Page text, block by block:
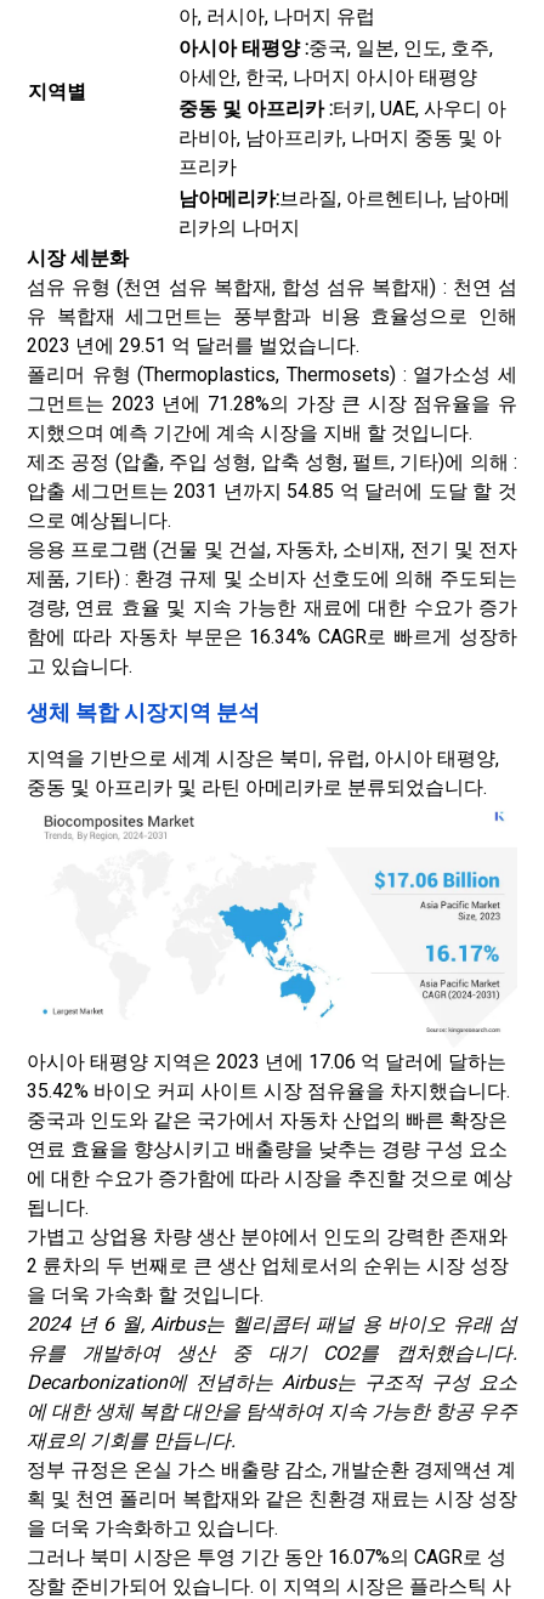
지역별
아, 러시아, 나머지 유럽
아시아 태평양 :중국, 일본, 인도, 호주,
아세안, 한국, 나머지 아시아 태평양
중동 및 아프리카 :터키, UAE, 사우디 아
라비아, 남아프리카, 나머지 중동 및 아
프리카
남아메리카:브라질, 아르헨티나, 남아메
리카의 나머지
시장 세분화
섬유 유형 (천연 섬유 복합재, 합성 섬유 복합재) : 천연 섬
유 복합재 세그먼트는 풍부함과 비용 효율성으로 인해
2023 년에 29.51 억 달러를 벌었습니다.
폴리머 유형 (Thermoplastics, Thermosets) : 열가소성 세
그먼트는 2023 년에 71.28%의 가장 큰 시장 점유율을 유
지했으며 예측 기간에 계속 시장을 지배 할 것입니다.
제조 공정 (압출, 주입 성형, 압축 성형, 펄트, 기타)에 의해 :
압출 세그먼트는 2031 년까지 54.85 억 달러에 도달 할 것
으로 예상됩니다.
응용 프로그램 (건물 및 건설, 자동차, 소비재, 전기 및 전자
제품, 기타) : 환경 규제 및 소비자 선호도에 의해 주도되는
경량, 연료 효율 및 지속 가능한 재료에 대한 수요가 증가
함에 따라 자동차 부문은 16.34% CAGR로 빠르게 성장하
고 있습니다.
생체 복합 시장지역 분석
지역을 기반으로 세계 시장은 북미, 유럽, 아시아 태평양,
중동 및 아프리카 및 라틴 아메리카로 분류되었습니다.
아시아 태평양 지역은 2023 년에 17.06 억 달러에 달하는
35.42% 바이오 커피 사이트 시장 점유율을 차지했습니다.
중국과 인도와 같은 국가에서 자동차 산업의 빠른 확장은
연료 효율을 향상시키고 배출량을 낮추는 경량 구성 요소
에 대한 수요가 증가함에 따라 시장을 추진할 것으로 예상
됩니다.
가볍고 상업용 차량 생산 분야에서 인도의 강력한 존재와
2 륜차의 두 번째로 큰 생산 업체로서의 순위는 시장 성장
을 더욱 가속화 할 것입니다.
2024 년 6 월, Airbus는 헬리콥터 패널 용 바이오 유래 섬
유를 개발하여 생산 중 대기 CO2를 캡처했습니다.
Decarbonization에 전념하는 Airbus는 구조적 구성 요소
에 대한 생체 복합 대안을 탐색하여 지속 가능한 항공 우주
재료의 기회를 만듭니다.
정부 규정은 온실 가스 배출량 감소, 개발순환 경제액션 계
획 및 천연 폴리머 복합재와 같은 친환경 재료는 시장 성장
을 더욱 가속화하고 있습니다.
그러나 북미 시장은 투영 기간 동안 16.07%의 CAGR로 성
장할 준비가되어 있습니다. 이 지역의 시장은 플라스틱 사